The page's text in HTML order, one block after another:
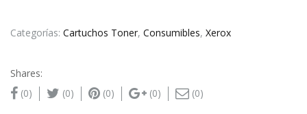
Categorías: Cartuchos Toner, Consumibles, Xerox
Shares:
(0)
(0) (0) (0) (0)